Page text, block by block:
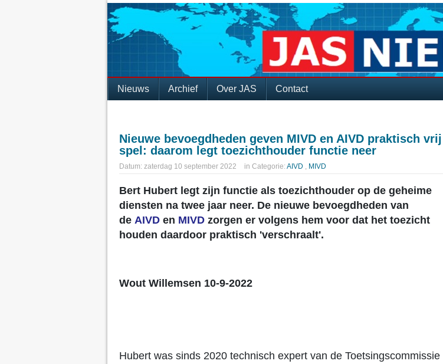
Nieuws Archief Over JAS Contact
Nieuwe bevoegdheden geven MIVD en AIVD praktisch vrij
spel: daarom legt toezichthouder functie neer
Datum: zaterdag 10 september 2022 in Categorie: AIVD , MIVD
Bert Hubert legt zijn functie als toezichthouder op de geheime
diensten na twee jaar neer. De nieuwe bevoegdheden van
de AIVD en MIVD zorgen er volgens hem voor dat het toezicht
houden daardoor praktisch 'verschraalt'.
Wout Willemsen 10-9-2022
Hubert was sinds 2020 technisch expert van de Toetsingscommissie